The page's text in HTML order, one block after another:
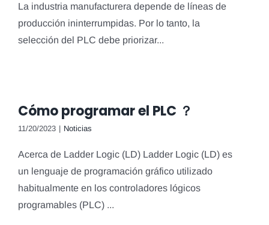
La industria manufacturera depende de líneas de
producción ininterrumpidas. Por lo tanto, la
selección del PLC debe priorizar...
Cómo programar el PLC ？
11/20/2023 | Noticias
Acerca de Ladder Logic (LD) Ladder Logic (LD) es
un lenguaje de programación gráfico utilizado
habitualmente en los controladores lógicos
programables (PLC) ...